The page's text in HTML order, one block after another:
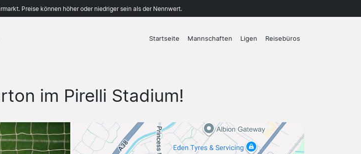
Preise können höher oder niedriger sein als der Nennwert.
Startseite Mannschaften Ligen Reisebüros
im Pirelli Stadium!